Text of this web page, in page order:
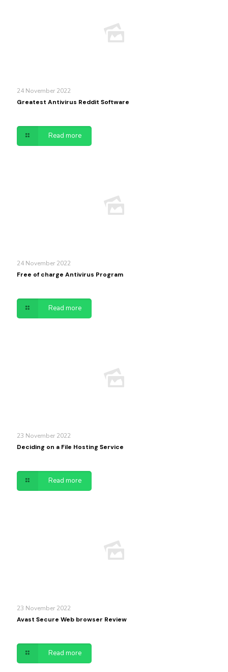
24 November 2022
Greatest Antivirus Reddit Software
Read more
24 November 2022
Free of charge Antivirus Program
Read more
23 November 2022
Deciding on a File Hosting Service
Read more
23 November 2022
Avast Secure Web browser Review
Read more